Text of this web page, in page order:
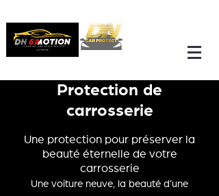
Protection de
carrosserie
Une protection pour préserver la
beauté éternelle de votre
carrosserie
Une voiture neuve, la beauté d’une